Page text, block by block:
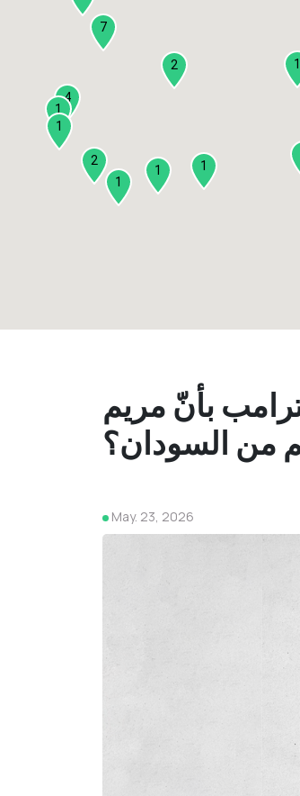
1
4
1
7
2
1
2
1
1
1
بأنّ مريم
من السودان؟
May. 23, 2026